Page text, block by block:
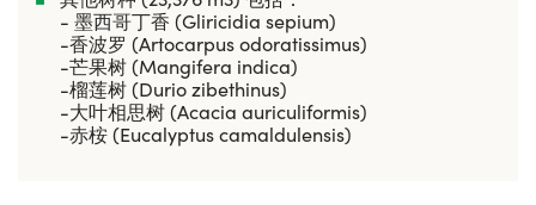
- 墨西哥丁香 (Gliricidia sepium)
-香波罗 (Artocarpus odoratissimus)
-芒果树 (Mangifera indica)
-榴莲树 (Durio zibethinus)
-大叶相思树 (Acacia auriculiformis)
-赤桉 (Eucalyptus camaldulensis)